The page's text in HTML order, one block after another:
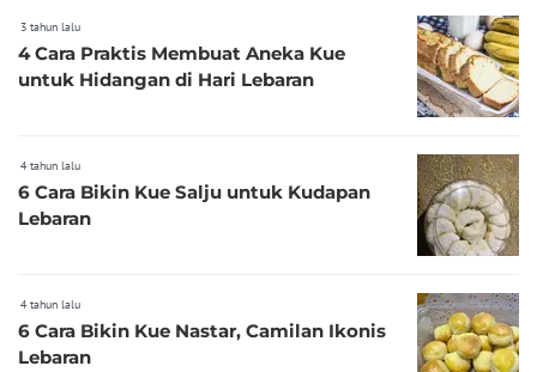
3 tahun lalu
4 Cara Praktis Membuat Aneka Kue
untuk Hidangan di Hari Lebaran
4 tahun lalu
6 Cara Bikin Kue Salju untuk Kudapan
Lebaran
4 tahun lalu
6 Cara Bikin Kue Nastar, Camilan Ikonis
Lebaran